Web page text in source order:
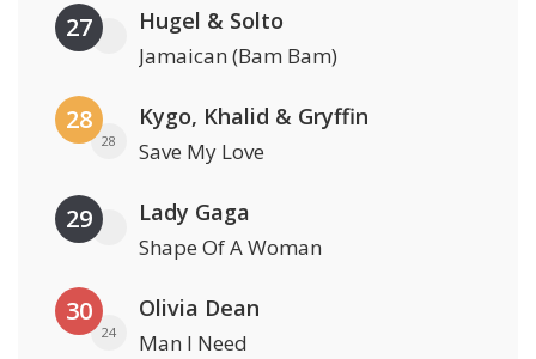
27 Hugel & Solto
Jamaican (Bam Bam)
28
28
Kygo, Khalid & Gryffin
Save My Love
29 Lady Gaga
Shape Of A Woman
30
24
Olivia Dean
Man I Need